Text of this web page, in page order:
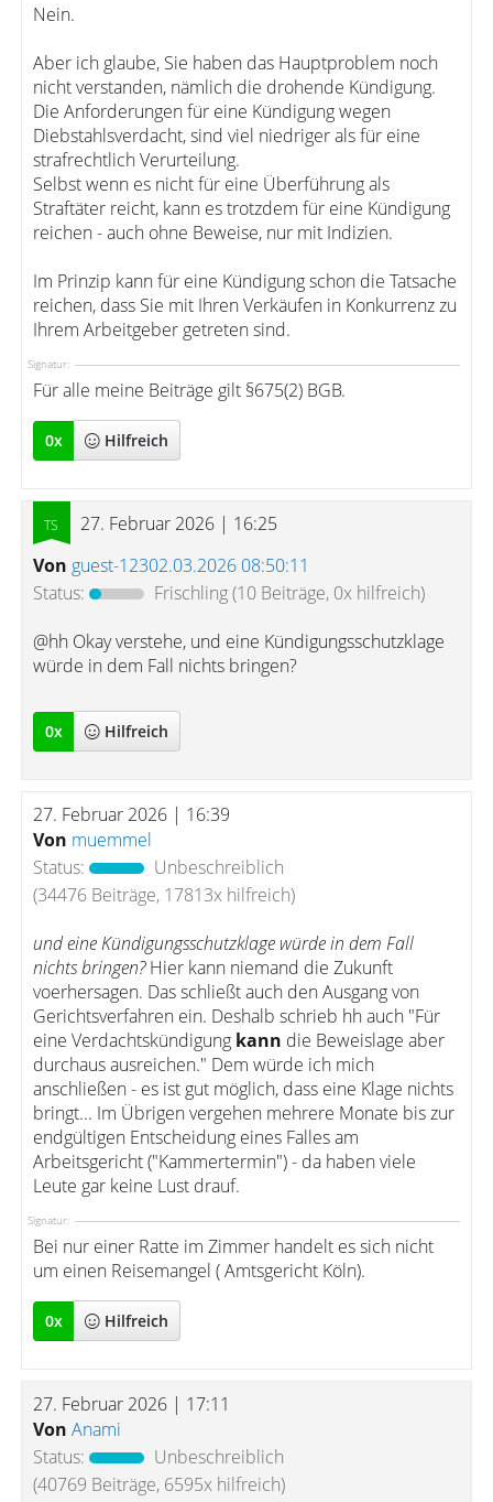
Nein.
Aber ich glaube, Sie haben das Hauptproblem noch
nicht verstanden, nämlich die drohende Kündigung.
Die Anforderungen für eine Kündigung wegen
Diebstahlsverdacht, sind viel niedriger als für eine
strafrechtlich Verurteilung.
Selbst wenn es nicht für eine Überführung als
Straftäter reicht, kann es trotzdem für eine Kündigung
reichen - auch ohne Beweise, nur mit Indizien.
Im Prinzip kann für eine Kündigung schon die Tatsache
reichen, dass Sie mit Ihren Verkäufen in Konkurrenz zu
Ihrem Arbeitgeber getreten sind.
Signatur:
Für alle meine Beiträge gilt §675(2) BGB.
0x Hilfreich
27. Februar 2026 | 16:25
Von guest-12302.03.2026 08:50:11
Status:
Frischling(10 Beiträge, 0x hilfreich)
@hh Okay verstehe, und eine Kündigungsschutzklage
würde in dem Fall nichts bringen?
0x Hilfreich
27. Februar 2026 | 16:39
Von muemmel
Status:
Unbeschreiblich
(34476 Beiträge, 17813x hilfreich)
und eine Kündigungsschutzklage würde in dem Fall
nichts bringen?Hier kann niemand die Zukunft
voerhersagen. Das schließt auch den Ausgang von
Gerichtsverfahren ein. Deshalb schrieb hh auch "Für
eine Verdachtskündigung kann die Beweislage aber
durchaus ausreichen." Dem würde ich mich
anschließen - es ist gut möglich, dass eine Klage nichts
bringt... Im Übrigen vergehen mehrere Monate bis zur
endgültigen Entscheidung eines Falles am
Arbeitsgericht ("Kammertermin") - da haben viele
Leute gar keine Lust drauf.
Signatur:
Bei nur einer Ratte im Zimmer handelt es sich nicht
um einen Reisemangel ( Amtsgericht Köln).
0x Hilfreich
27. Februar 2026 | 17:11
Von Anami
Status:
Unbeschreiblich
(40769 Beiträge, 6595x hilfreich)